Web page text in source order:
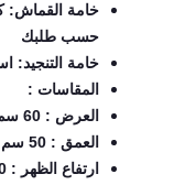
خامة القماش:
حسب طلبك
خامة التنجيد:
المقاسات :
العرض : 60 سم
العمق : 50 سم
ارتفاع الظهر : 80 سم